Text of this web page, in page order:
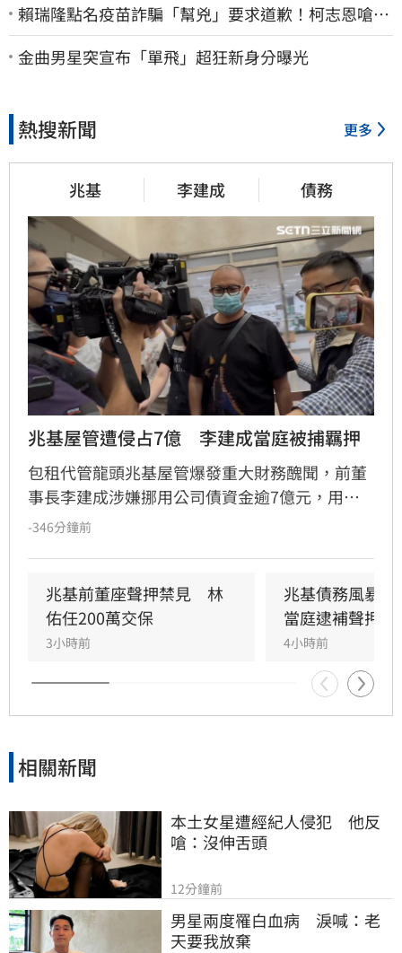
賴瑞隆點名疫苗詐騙「幫兇」要求道歉！柯志恩嗆1
句被網罵爆
金曲男星突宣布「單飛」超狂新身分曝光
熱搜新聞 更多
兆基 李建成 債務
兆基屋管遭侵占7億　李建成當庭被捕羈押
包租代管龍頭兆基屋管爆發重大財務醜聞，前董
事長李建成涉嫌挪用公司債資金逾7億元，用於
個人私用及支付前妻生活費，遭檢方依背信、侵
-346分鐘前
兆基前董座聲押禁見　林
佑任200萬交保
3小時前
兆基債務風暴
當庭逮補聲押禁
4小時前
相關新聞
本土女星遭經紀人侵犯　他反
嗆：沒伸舌頭
12分鐘前
男星兩度罹白血病　淚喊：老
天要我放棄